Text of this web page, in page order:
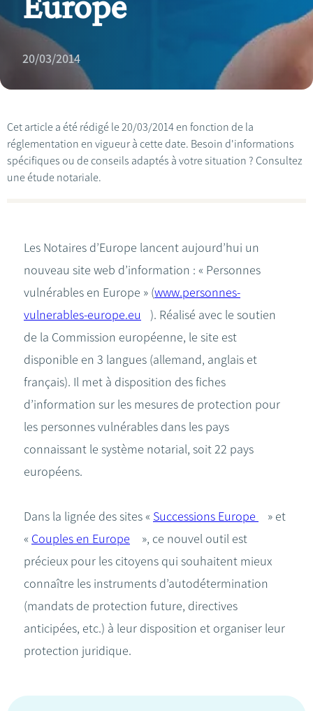
20/03/2014
Cet article a été rédigé le 20/03/2014 en fonction de la
réglementation en vigueur à cette date. Besoin d'informations
spécifiques ou de conseils adaptés à votre situation ? Consultez
une étude notariale.
Les Notaires d’Europe lancent aujourd’hui un
nouveau site web d’information : « Personnes
vulnérables en Europe » (www.personnes-
vulnerables-europe.eu
). Réalisé avec le soutien
de la Commission européenne, le site est
disponible en 3 langues (allemand, anglais et
français). Il met à disposition des fiches
d’information sur les mesures de protection pour
les personnes vulnérables dans les pays
connaissant le système notarial, soit 22 pays
européens.
Dans la lignée des sites « Successions Europe
» et
« Couples en Europe
», ce nouvel outil est
précieux pour les citoyens qui souhaitent mieux
connaître les instruments d’autodétermination
(mandats de protection future, directives
anticipées, etc.) à leur disposition et organiser leur
protection juridique.